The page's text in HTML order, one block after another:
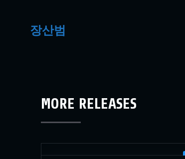
장산범
MORE RELEASES